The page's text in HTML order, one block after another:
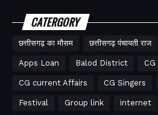
CATERGORY
छत्तीसगढ़ का मौसम छत्तीसगढ़ पंचायती राज
Apps Loan Balod District
CG current Affairs CG Singers
Festival Group link internet